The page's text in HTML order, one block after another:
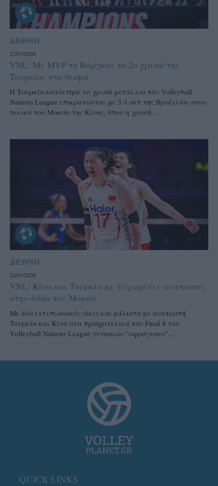
ΔΙΕΘΝΗ
27/07/2026
VNL: Με MVP τη Βάργκας το 2ο χρυσό της
Τουρκίας στο θεσμό
H Τουρκία κατέκτησε το χρυσό μετάλλιο του Volleyball
Nations League επικρατώντας με 3-1 σετ της Βραζιλίας στον
τελικό του Μακάο της Κίνας, όπου η χρυσή...
ΔΙΕΘΝΗ
24/07/2026
VNL: Κίνα και Τουρκία με ψυχωμένες ανατροπές
στην 4άδα του Μακάο
Με δύο εντυπωσιακές νίκες και μάλιστα με ανατροπή
Τουρκία και Κίνα στα προημιτελικά του Final 8 του
Volleyball Nations League γυναικών “σφράγισαν”...
QUICK LINKS